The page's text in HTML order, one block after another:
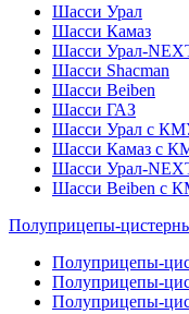
Шасси Урал
Шасси Камаз
Шасси Урал-
Шасси Shacman
Шасси Beiben
Шасси ГАЗ
Шасси Урал с
Шасси Камаз с
Шасси Урал-
Шасси Beiben с
Полуприцепы-
Полуприцепы-
Полуприцепы-
Полуприцепы-